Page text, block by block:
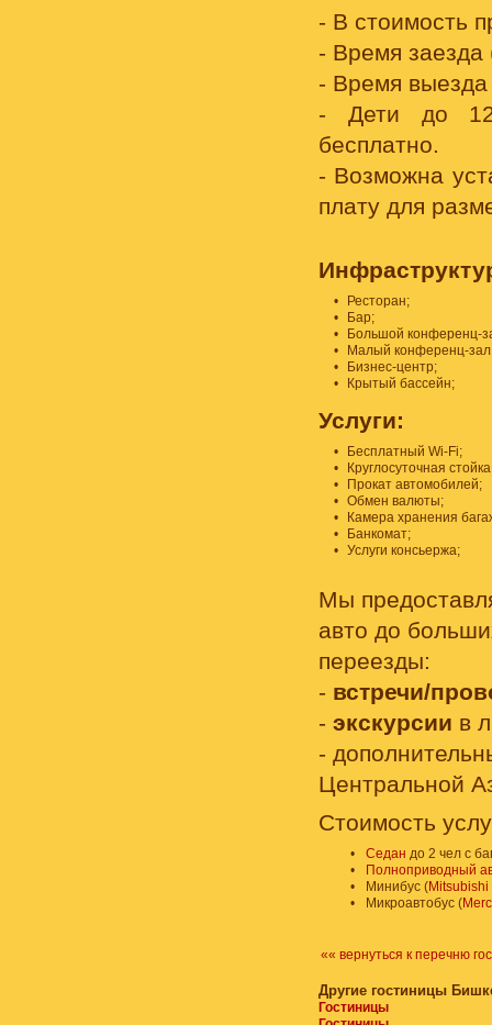
- В стоимость
- Время заезда
- Время
- Дети до 12
бесплатно.
- Возможна
плату для
•
Ресторан;
•
Бар;
•
Большой конференц-
•
Малый конференц-
•
Бизнес-центр;
•
Крытый бассейн;
Услуги:
•
Бесплатный Wi-Fi;
•
Круглосуточная
•
Прокат автомобилей;
• Обмен валюты;
•
Камера хранения
•
Банкомат;
• Услуги консьержа;
Мы
авто до
переезды:
- встречи/
- экскурсии в
-
Центральной
Стоимость
• Седан до 2 чел с
•
Полноприводный
•
Минибус (Mitsubishi
•
Микроавтобус (
«« вернуться к перечню
Другие гостиницы
Гостиницы